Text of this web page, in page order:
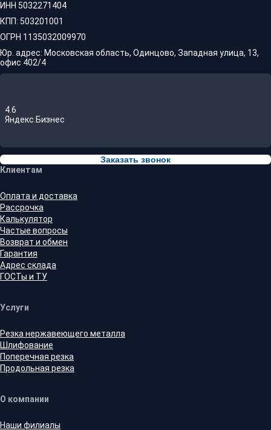
ИНН 5032271404
КПП: 503201001
ОГРН 1135032009970
Юр. адрес: Московская область, Одинцово, Западная улица, 13,
офис 402/4
4.6
Яндекс.Бизнес
Заказать звонок
Клиентам
Оплата и доставка
Рассрочка
Калькулятор
Частые вопросы
Возврат и обмен
Гарантия
Адрес склада
ГОСТы и ТУ
Услуги
Резка нержавеющего металла
Шлифование
Поперечная резка
Продольная резка
О компании
Наши филиалы